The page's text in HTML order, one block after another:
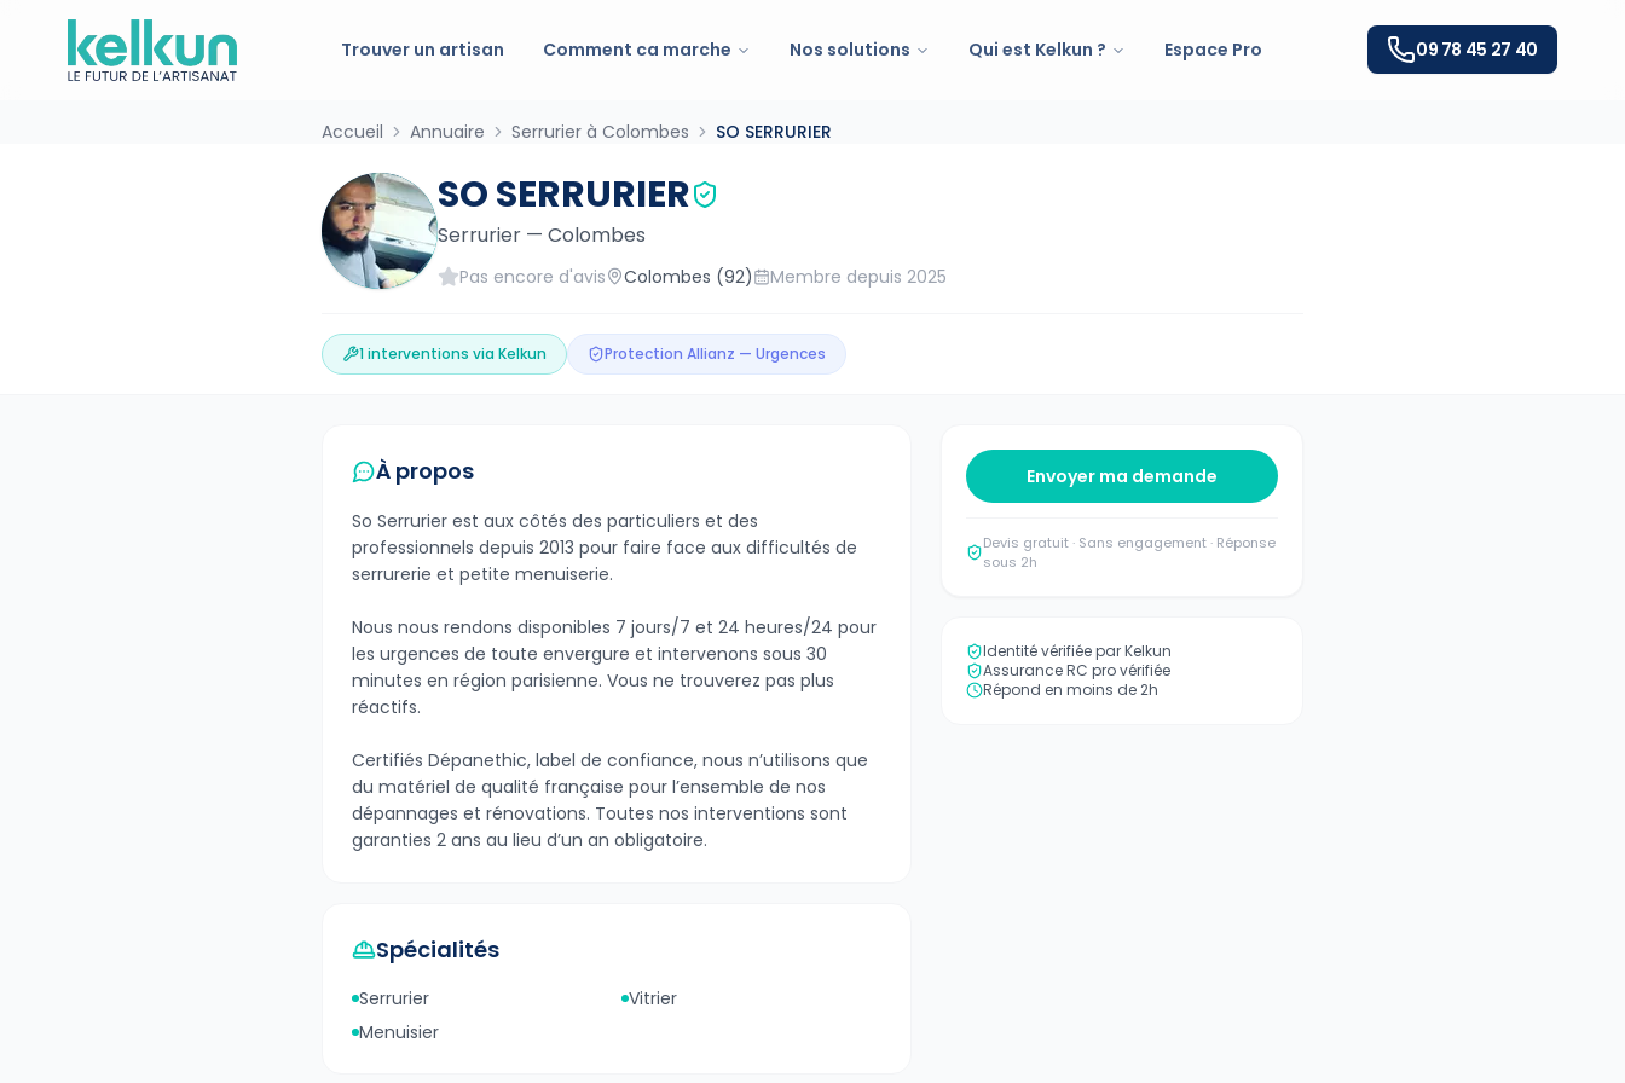
Trouver un artisan Comment ca marche Nos solutions Qui est Kelkun ? Espace Pro 09 78 45 27 40
Accueil Annuaire Serrurier à Colombes SO SERRURIER
SO SERRURIER
Serrurier — Colombes
Pas encore d'avis Colombes (92) Membre depuis 2025
1interventions via Kelkun Protection Allianz — Urgences
À propos
So Serrurier est aux côtés des particuliers et des
professionnels depuis 2013 pour faire face aux difficultés de
serrurerie et petite menuiserie.
Nous nous rendons disponibles 7 jours/7 et 24 heures/24 pour
les urgences de toute envergure et intervenons sous 30
minutes en région parisienne. Vous ne trouverez pas plus
réactifs.
Certifiés Dépanethic, label de confiance, nous n’utilisons que
du matériel de qualité française pour l’ensemble de nos
dépannages et rénovations. Toutes nos interventions sont
garanties 2 ans au lieu d’un an obligatoire.
Spécialités
Serrurier
Vitrier
Menuisier
Envoyer ma demande
Devis gratuit · Sans engagement · Réponse
sous 2h
Identité vérifiée par Kelkun
Assurance RC pro vérifiée
Répond en moins de 2h